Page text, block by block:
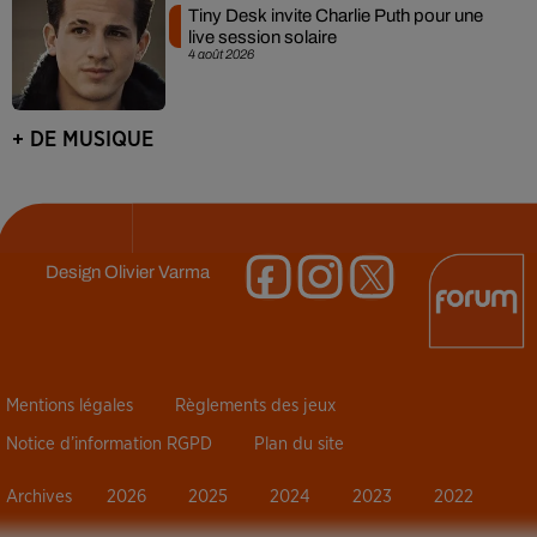
4 août 2026
Tiny Desk invite Charlie Puth pour une
live session solaire
+ DE MUSIQUE
DesignOlivier Varma
Mentions légales Règlements des jeux
Notice d’information RGPD Plan du site
Archives 2026 2025 2024 2023 2022